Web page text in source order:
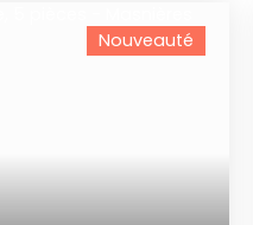
Nouveauté